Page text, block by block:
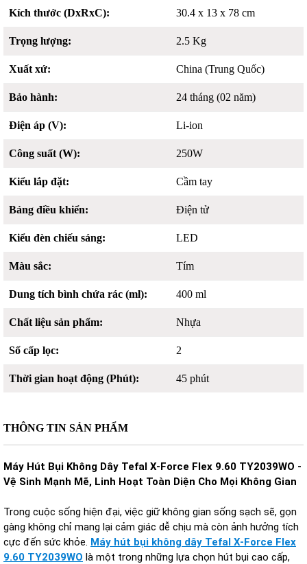
THÔNG TIN SẢN PHẨM
Máy Hút Bụi Không Dây Tefal X-Force Flex 9.60 TY2039WO -
Vệ Sinh Mạnh Mẽ, Linh Hoạt Toàn Diện Cho Mọi Không Gian
Trong cuộc sống hiện đại, việc giữ không gian sống sạch sẽ, gọn
gàng không chỉ mang lại cảm giác dễ chịu mà còn ảnh hưởng tích
cực đến sức khỏe. Máy hút bụi không dây Tefal X-Force Flex
9.60 TY2039WO là một trong những lựa chọn hút bụi cao cấp,
Kích thước (DxRxC): 30.4 x 13 x 78 cm
Trọng lượng: 2.5 Kg
Xuất xứ: China (Trung Quốc)
Bảo hành: 24 tháng (02 năm)
Điện áp (V): Li-ion
Công suất (W): 250W
Kiểu lắp đặt: Cầm tay
Bảng điều khiển: Điện tử
Kiểu đèn chiếu sáng: LED
Màu sắc: Tím
Dung tích bình chứa rác (ml): 400 ml
Chất liệu sản phẩm: Nhựa
Số cấp lọc: 2
Thời gian hoạt động (Phút): 45 phút